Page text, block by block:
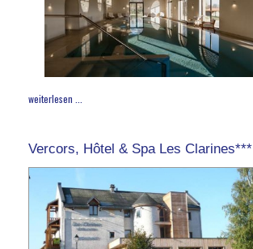
weiterlesen ...
Vercors, Hôtel & Spa Les Clarines***